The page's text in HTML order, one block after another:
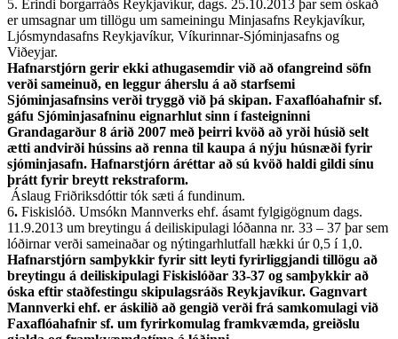
5. Erindi borgarráðs Reykjavíkur, dags. 25.10.2013 þar sem óskað
er umsagnar um tillögu um sameiningu Minjasafns Reykjavíkur,
Ljósmyndasafns Reykjavíkur, Víkurinnar-Sjóminjasafns og
Viðeyjar.
Hafnarstjórn gerir ekki athugasemdir við að ofangreind söfn
verði sameinuð, en leggur áherslu á að starfsemi
Sjóminjasafnsins verði tryggð við þá skipan. Faxaflóahafnir sf.
gáfu Sjóminjasafninu eignarhlut sinn í fasteigninni
Grandagarður 8 árið 2007 með þeirri kvöð að yrði húsið selt
ætti andvirði hússins að renna til kaupa á nýju húsnæði fyrir
sjóminjasafn. Hafnarstjórn áréttar að sú kvöð haldi gildi sínu
þrátt fyrir breytt rekstraform.
Áslaug Friðriksdóttir tók sæti á fundinum.
6. Fiskislóð. Umsókn Mannverks ehf. ásamt fylgigögnum dags.
11.9.2013 um breytingu á deiliskipulagi lóðanna nr. 33 – 37 þar sem
lóðirnar verði sameinaðar og nýtingarhlutfall hækki úr 0,5 í 1,0.
Hafnarstjórn samþykkir fyrir sitt leyti fyrirliggjandi tillögu að
breytingu á deili­skipulagi Fiskislóðar 33-37 og samþykkir að
óska eftir staðfestingu skipulagsráðs Reykjavíkur. Gagnvart
Mannverki ehf. er áskilið að gengið verði frá samkomulagi við
Faxaflóahafnir sf. um fyrirkomulag fram­kvæmda, greiðslu